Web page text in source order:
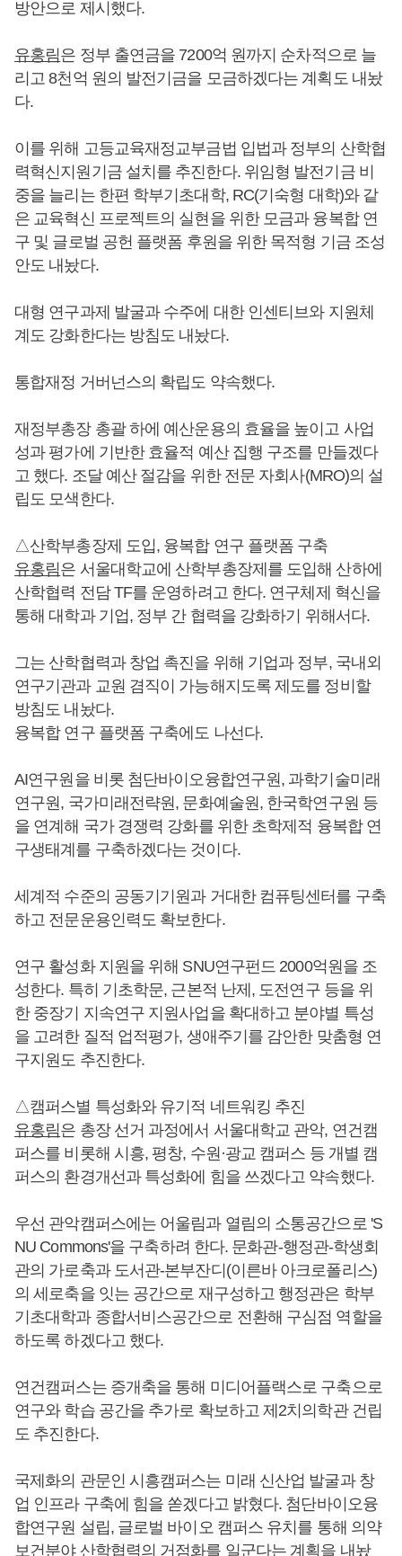
방안으로 제시했다.
유홍림은 정부 출연금을 7200억 원까지 순차적으로 늘
리고 8천억 원의 발전기금을 모금하겠다는 계획도 내놨
다.
이를 위해 고등교육재정교부금법 입법과 정부의 산학협
력혁신지원기금 설치를 추진한다. 위임형 발전기금 비
중을 늘리는 한편 학부기초대학, RC(기숙형 대학)와 같
은 교육혁신 프로젝트의 실현을 위한 모금과 융복합 연
구 및 글로벌 공헌 플랫폼 후원을 위한 목적형 기금 조성
안도 내놨다.
대형 연구과제 발굴과 수주에 대한 인센티브와 지원체
계도 강화한다는 방침도 내놨다.
통합재정 거버넌스의 확립도 약속했다.
재정부총장 총괄 하에 예산운용의 효율을 높이고 사업
성과 평가에 기반한 효율적 예산 집행 구조를 만들겠다
고 했다. 조달 예산 절감을 위한 전문 자회사(MRO)의 설
립도 모색한다.
△산학부총장제 도입, 융복합 연구 플랫폼 구축
유홍림은 서울대학교에 산학부총장제를 도입해 산하에
산학협력 전담 TF를 운영하려고 한다. 연구체제 혁신을
통해 대학과 기업, 정부 간 협력을 강화하기 위해서다.
그는 산학협력과 창업 촉진을 위해 기업과 정부, 국내외
연구기관과 교원 겸직이 가능해지도록 제도를 정비할
방침도 내놨다.
융복합 연구 플랫폼 구축에도 나선다.
AI연구원을 비롯 첨단바이오융합연구원, 과학기술미래
연구원, 국가미래전략원, 문화예술원, 한국학연구원 등
을 연계해 국가 경쟁력 강화를 위한 초학제적 융복합 연
구생태계를 구축하겠다는 것이다.
세계적 수준의 공동기기원과 거대한 컴퓨팅센터를 구축
하고 전문운용인력도 확보한다.
연구 활성화 지원을 위해 SNU연구펀드 2000억원을 조
성한다. 특히 기초학문, 근본적 난제, 도전연구 등을 위
한 중장기 지속연구 지원사업을 확대하고 분야별 특성
을 고려한 질적 업적평가, 생애주기를 감안한 맞춤형 연
구지원도 추진한다.
△캠퍼스별 특성화와 유기적 네트워킹 추진
유홍림은 총장 선거 과정에서 서울대학교 관악, 연건캠
퍼스를 비롯해 시흥, 평창, 수원·광교 캠퍼스 등 개별 캠
퍼스의 환경개선과 특성화에 힘을 쓰겠다고 약속했다.
우선 관악캠퍼스에는 어울림과 열림의 소통공간으로 'S
NU Commons'을 구축하려 한다. 문화관-행정관-학생회
관의 가로축과 도서관-본부잔디(이른바 아크로폴리스)
의 세로축을 잇는 공간으로 재구성하고 행정관은 학부
기초대학과 종합서비스공간으로 전환해 구심점 역할을
하도록 하겠다고 했다.
연건캠퍼스는 증개축을 통해 미디어플랙스로 구축으로
연구와 학습 공간을 추가로 확보하고 제2치의학관 건립
도 추진한다.
국제화의 관문인 시흥캠퍼스는 미래 신산업 발굴과 창
업 인프라 구축에 힘을 쏟겠다고 밝혔다. 첨단바이오융
합연구원 설립, 글로벌 바이오 캠퍼스 유치를 통해 의약
보건분야 산학협력의 거점화를 일군다는 계획을 내놨